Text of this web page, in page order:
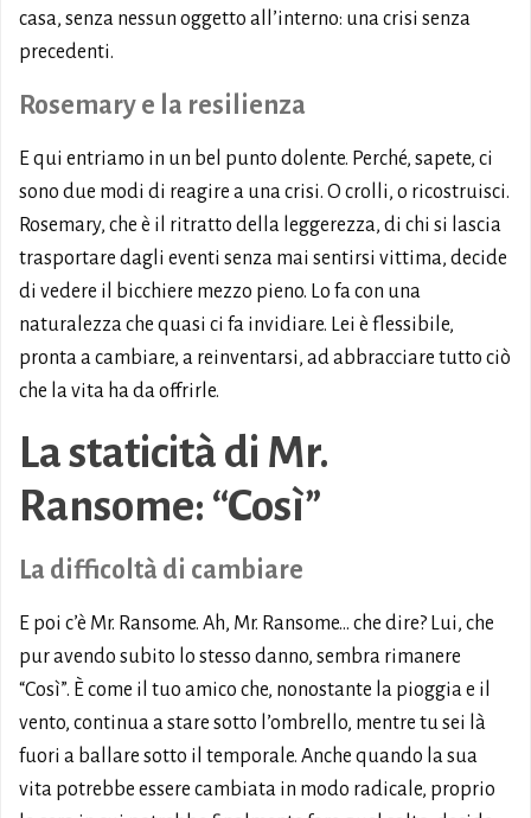
casa, senza nessun oggetto all’interno: una crisi senza
precedenti.
Rosemary e la resilienza
E qui entriamo in un bel punto dolente. Perché, sapete, ci
sono due modi di reagire a una crisi. O crolli, o ricostruisci.
Rosemary, che è il ritratto della leggerezza, di chi si lascia
trasportare dagli eventi senza mai sentirsi vittima, decide
di vedere il bicchiere mezzo pieno. Lo fa con una
naturalezza che quasi ci fa invidiare. Lei è flessibile,
pronta a cambiare, a reinventarsi, ad abbracciare tutto ciò
che la vita ha da offrirle.
La staticità di Mr.
Ransome: “Così”
La difficoltà di cambiare
E poi c’è Mr. Ransome. Ah, Mr. Ransome… che dire? Lui, che
pur avendo subito lo stesso danno, sembra rimanere
“Così”. È come il tuo amico che, nonostante la pioggia e il
vento, continua a stare sotto l’ombrello, mentre tu sei là
fuori a ballare sotto il temporale. Anche quando la sua
vita potrebbe essere cambiata in modo radicale, proprio